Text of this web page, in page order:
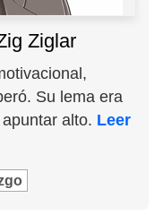
Ziglar
Su lema era
alto. Leer